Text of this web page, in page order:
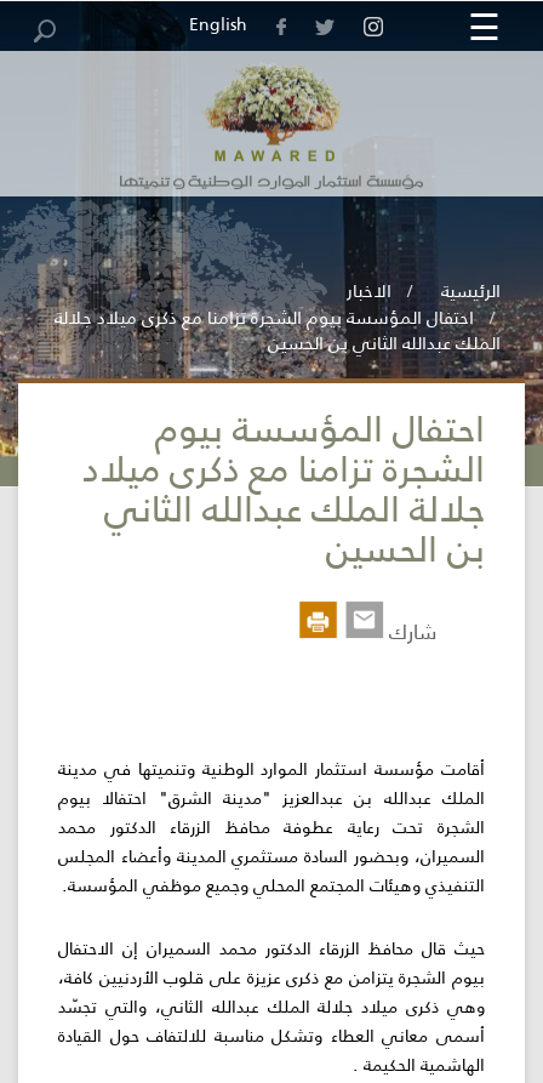
English ×
المؤسسة
الخدمات
الإلكترونية
المركز
الإعلامي
☰
الرئيسية الاخبار
احتفال المؤسسة بيوم الشجرة تزامنا مع ذكرى ميلاد جلالة
الملك عبدالله الثاني بن الحسين
احتفال المؤسسة بيوم
الشجرة تزامنا مع ذكرى ميلاد
جلالة الملك عبدالله الثاني
بن الحسين
شارك
أقامت مؤسسة استثمار الموارد الوطنية وتنميتها في مدينة
الملك عبدالله بن عبدالعزيز "مدينة الشرق" احتفالا بيوم
الشجرة تحت رعاية عطوفة محافظ الزرقاء الدكتور محمد
السميران، وبحضور السادة مستثمري المدينة وأعضاء المجلس
التنفيذي وهيئات المجتمع المحلي وجميع موظفي المؤسسة.
حيث قال محافظ الزرقاء الدكتور محمد السميران إن الاحتفال
بيوم الشجرة يتزامن مع ذكرى عزيزة على قلوب الأردنيين كافة،
وهي ذكرى ميلاد جلالة الملك عبدالله الثاني، والتي تجسّد
أسمى معاني العطاء وتشكل مناسبة للالتفاف حول القيادة
الهاشمية الحكيمة .